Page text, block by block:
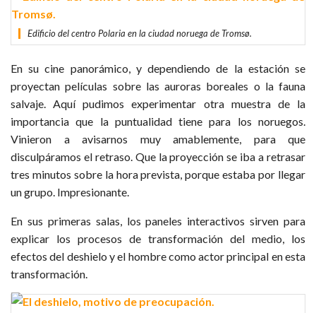
Edificio del centro Polaria en la ciudad noruega de Tromsø.
En su cine panorámico, y dependiendo de la estación se
proyectan películas sobre las auroras boreales o la fauna
salvaje. Aquí pudimos experimentar otra muestra de la
importancia que la puntualidad tiene para los noruegos.
Vinieron a avisarnos muy amablemente, para que
disculpáramos el retraso. Que la proyección se iba a retrasar
tres minutos sobre la hora prevista, porque estaba por llegar
un grupo. Impresionante.
En sus primeras salas, los paneles interactivos sirven para
explicar los procesos de transformación del medio, los
efectos del deshielo y el hombre como actor principal en esta
transformación.